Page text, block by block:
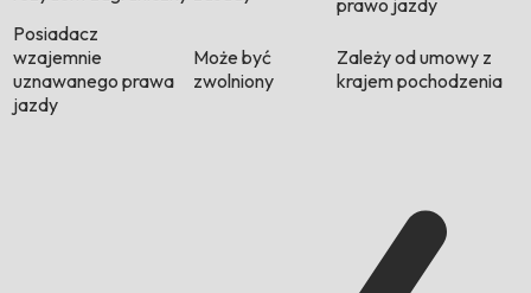
prawo jazdy
Posiadacz
wzajemnie
uznawanego prawa
jazdy
Może być
zwolniony
Zależy od umowy z
krajem pochodzenia